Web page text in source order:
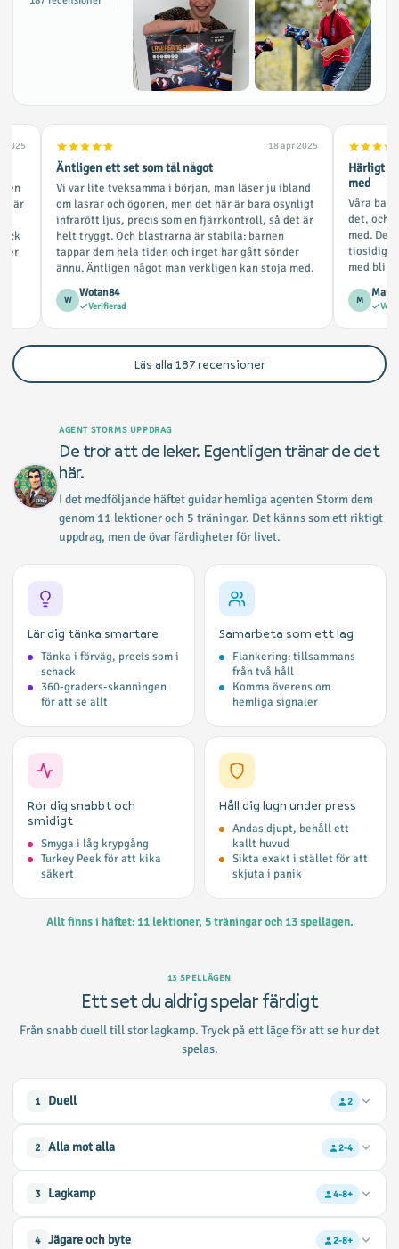
2025
är
fick
18 apr 2025
Äntligen ett set som tål något
Vi var lite tveksamma i början, man läser ju ibland
om lasrar och ögonen, men det här är bara osynligt
infrarött ljus, precis som en fjärrkontroll, så det är
helt tryggt. Och blastrarna är stabila: barnen
tappar dem hela tiden och inget har gått sönder
ännu. Äntligen något man verkligen kan stoja med.
W
Wotan84
Verifierad
Härligt
med
Våra
det, och
med.
tiosidig
med blir
M
Läs alla 187recensioner
AGENT STORMS UPPDRAG
De tror att de leker. Egentligen tränar de det
här.
I det medföljande häftet guidar hemliga agenten Storm dem
genom 11 lektioner och 5 träningar. Det känns som ett riktigt
uppdrag, men de övar färdigheter för livet.
Lär dig tänka smartare
Tänka i förväg, precis som i
schack
360-graders-skanningen
för att se allt
Samarbeta som ett lag
Flankering: tillsammans
från två håll
Komma överens om
hemliga signaler
Rör dig snabbt och
smidigt
Smyga i låg krypgång
Turkey Peek för att kika
säkert
Håll dig lugn under press
Andas djupt, behåll ett
kallt huvud
Sikta exakt i stället för att
skjuta i panik
Allt finns i häftet: 11 lektioner, 5 träningar och 13 spellägen.
13 SPELLÄGEN
Ett set du aldrig spelar färdigt
Från snabb duell till stor lagkamp. Tryck på ett läge för att se hur det
spelas.
1 Duell 2
2 Alla mot alla 2-4
3 Lagkamp 4-8+
4 Jägare och byte 2-8+